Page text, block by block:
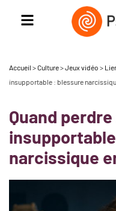
Accueil >Culture>Jeux vidéo >
insupportable : blessure
Quand
narcissique